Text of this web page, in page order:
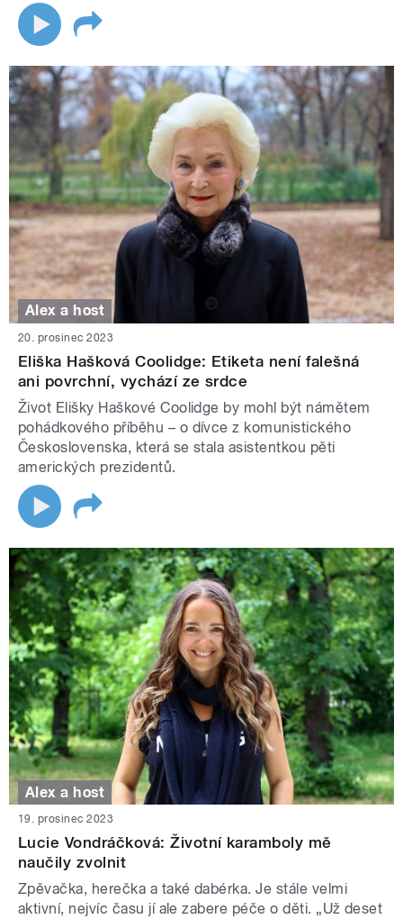
Alex a host
20. prosinec 2023
Eliška Hašková Coolidge: Etiketa není falešná
ani povrchní, vychází ze srdce
Život Elišky Haškové Coolidge by mohl být námětem
pohádkového příběhu – o dívce z komunistického
Československa, která se stala asistentkou pěti
amerických prezidentů.
Alex a host
19. prosinec 2023
Lucie Vondráčková: Životní karamboly mě
naučily zvolnit
Zpěvačka, herečka a také dabérka. Je stále velmi
aktivní, nejvíc času jí ale zabere péče o děti. „Už deset